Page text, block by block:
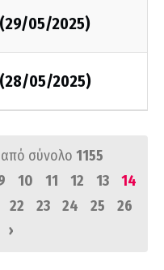
05/2025)
(28/05/2025)
από σύνολο 1155
10 11 12 13
14
22 23 24 25
26
›